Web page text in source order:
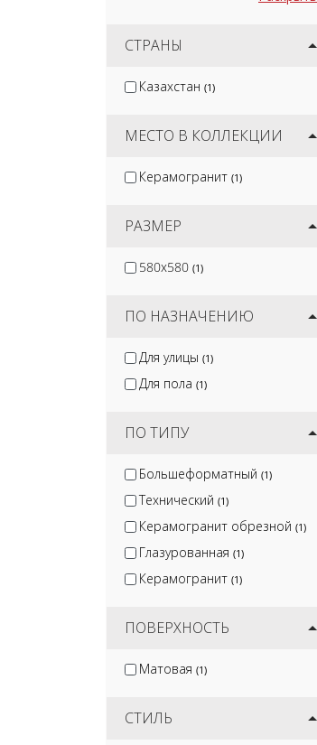
Smile Tile
Mozart
СТРАНЫ
Казахстан (1)
МЕСТО В КОЛЛЕКЦИИ
Керамогранит (1)
РАЗМЕР
580x580 (1)
ПО НАЗНАЧЕНИЮ
Для улицы (1)
Для пола (1)
ПО ТИПУ
Большеформатный (1)
Технический (1)
Керамогранит обрезной (1)
Глазурованная (1)
Керамогранит (1)
ПОВЕРХНОСТЬ
Матовая (1)
СТИЛЬ